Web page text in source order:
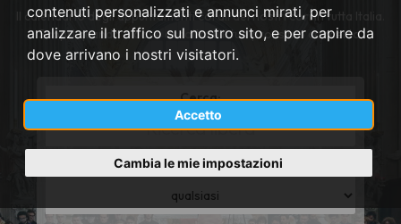
contenuti personalizzati e annunci mirati, per
analizzare il traffico sul nostro sito, e per capire da
dove arrivano i nostri visitatori.
Accetto
Cambia le mie impostazioni
Il calendario degli appuntamenti corali dei nostri cori in tutta Italia.
Scopri quando e dove ascoltare il tuo prossimo concerto.
Cerca:
*
Title
or
district
name
or
Regione:
*
Province